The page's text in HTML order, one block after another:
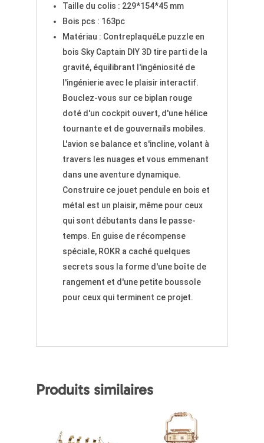
Taille du colis : 229*154*45 mm
Bois pcs : 163pc
Matériau : ContreplaquéLe puzzle en
bois Sky Captain DIY 3D tire parti de la
gravité, équilibrant l'ingéniosité de
l'ingénierie avec le plaisir interactif.
Bouclez-vous sur ce biplan rouge
doté d'un cockpit ouvert, d'une hélice
tournante et de gouvernails mobiles.
L'avion se balance et s'incline, volant à
travers les nuages et vous emmenant
dans une aventure dynamique.
Construire ce jouet pendule en bois et
métal est un plaisir, même pour ceux
qui sont débutants dans le passe-
temps. En guise de récompense
spéciale, ROKR a caché quelques
secrets sous la forme d'une boîte de
rangement et d'une petite boussole
pour ceux qui terminent ce projet.
Produits similaires